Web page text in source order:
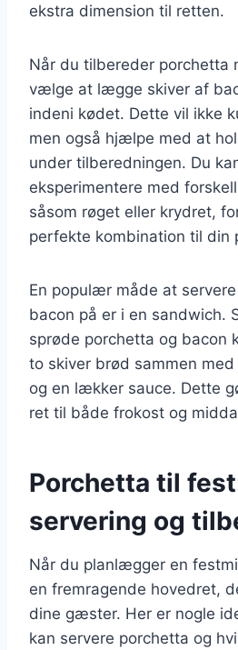
ekstra dimension til retten.
Når du tilbereder porchetta
vælge at lægge skiver af
indeni kødet. Dette vil ikke
men også hjælpe med at
under tilberedningen. Du
eksperimentere med
såsom røget eller krydret,
perfekte kombination til din
En populær måde at
bacon på er i en sandwich.
sprøde porchetta og bacon
to skiver brød sammen
og en lækker sauce. Dette
ret til både frokost og
Porchetta til
servering og
Når du planlægger en
en fremragende hovedret,
dine gæster. Her er nogle
kan servere porchetta og